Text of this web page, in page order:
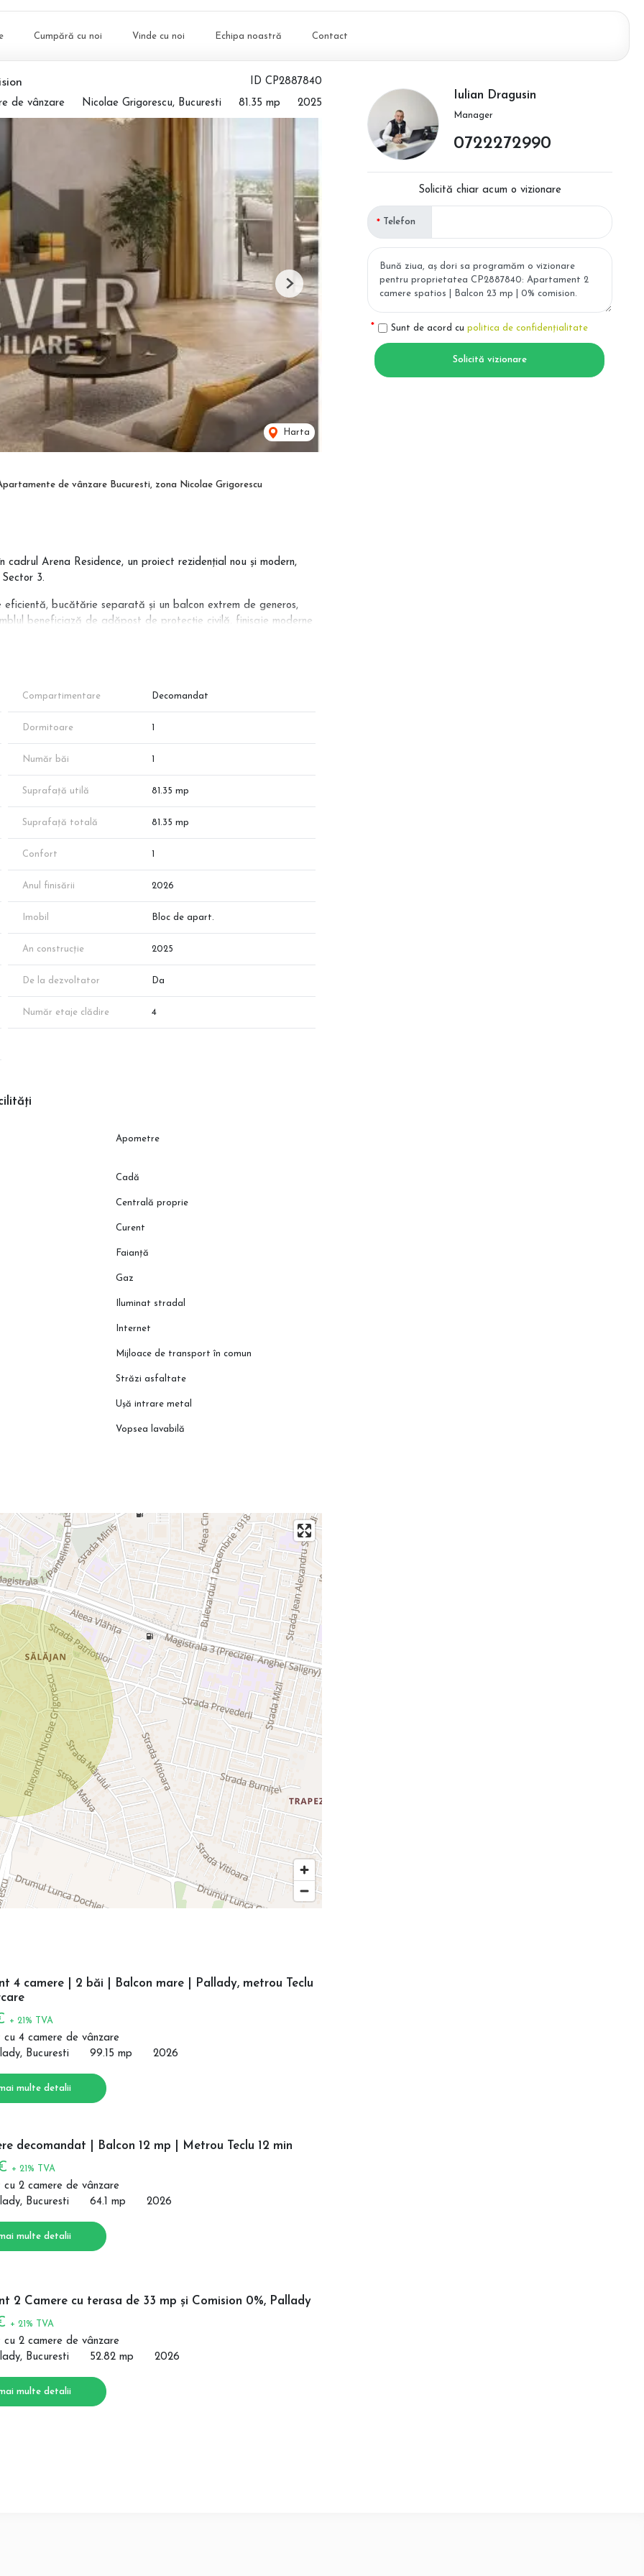
Cumpără cu noi Vinde cu noi Echipa noastră Contact
ID CP2887840
de vânzare Nicolae Grigorescu, Bucuresti 81.35 mp 2025
Harta
Next
de vânzare Bucuresti, zona Nicolae Grigorescu
Arena Residence, un proiect rezidențial nou și modern,
3.
bucătărie separată și un balcon extrem de generos,
beneficiază de adăpost de protecție civilă, finisaje moderne
Compartimentare Decomandat
Dormitoare
Număr băi
Suprafață utilă 81.35 mp
Suprafață totală 81.35 mp
Confort
Anul finisării 2026
Imobil Bloc de apart.
An construcție 2025
De la dezvoltator Da
Număr etaje clădire 4
Apometre
Cadă
Centrală proprie
Curent
Faianță
Gaz
Iluminat stradal
Internet
Mijloace de transport în comun
Străzi asfaltate
Ușă intrare metal
Vopsea lavabilă
Iulian Dragusin
Manager
0722272990
Solicită chiar acum o vizionare
Telefon
Sunt de acord cu politica de confidențialitate
Solicită vizionare
4 camere | 2 băi | Balcon mare | Pallady, metrou Teclu
+ 21% TVA
4 camere de vânzare
Bucuresti
99.15 mp 2026
multe detalii
decomandat | Balcon 12 mp | Metrou Teclu 12 min
+ 21% TVA
2 camere de vânzare
Bucuresti
64.1 mp 2026
multe detalii
2 Camere cu terasa de 33 mp și Comision 0%, Pallady
+ 21% TVA
2 camere de vânzare
Bucuresti
52.82 mp 2026
multe detalii